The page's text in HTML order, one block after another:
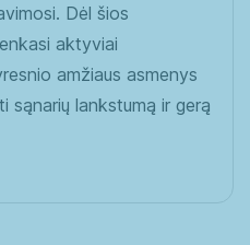
Dėl šios
aktyviai
amžiaus asmenys
sąnarių lankstumą ir gerą